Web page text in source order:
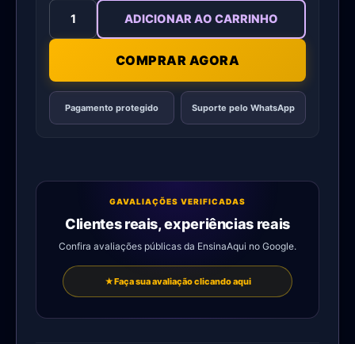
ADICIONAR AO CARRINHO
COMPRAR AGORA
Pagamento protegido Suporte pelo WhatsApp
GAVALIAÇÕES VERIFICADAS
Clientes reais, experiências reais
Confira avaliações públicas da EnsinaAqui no Google.
★Faça sua avaliação clicando aqui